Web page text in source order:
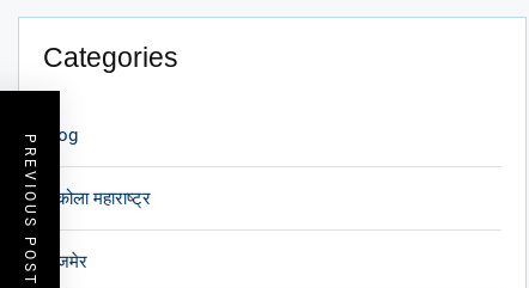
PREVIOUS POST
Categories
blog
अकोला महाराष्ट्र
अजमेर